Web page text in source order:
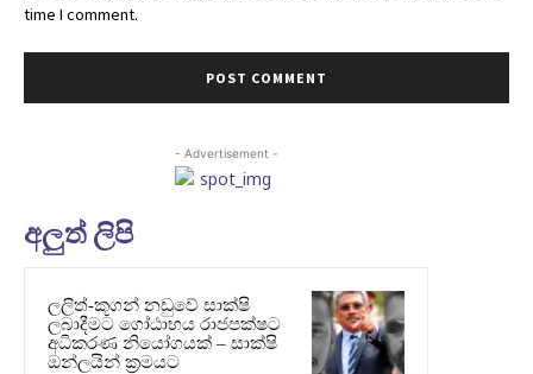
time I comment.
- Advertisement -
අලුත් ලිපි
ලලිත්-කූගන් නඩුවේ සාක්ෂි
ලබාදීමට ගෝඨාභය රාජපක්ෂට
අධිකරණ නියෝගයක් – සාක්ෂි
ඔන්ලයින් ක්‍රමයට